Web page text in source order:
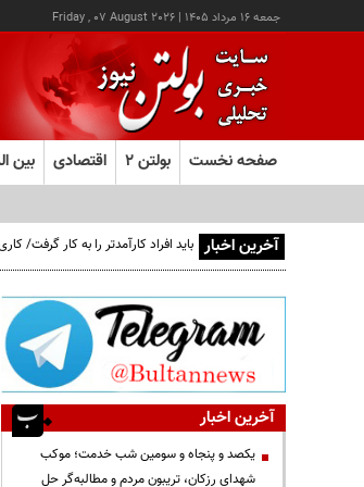
جمعه ۱۶ مرداد ۱۴۰۵ |
Friday , 07 August 2026
صفحه نخست بولتن ۲ اقتصادی بین
آخرین اخبار باید افراد کارآمدتر را به کار گرفت/
آخرین اخبار
یکصد و پنجاه و سومین شب خدمت؛ موکب
شهدای رزکان، تریبون مردم و مطالبه‌گر حل